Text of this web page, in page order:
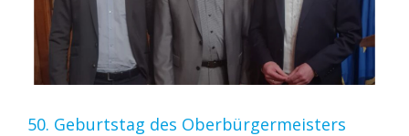
50. Geburtstag des Oberbürgermeisters